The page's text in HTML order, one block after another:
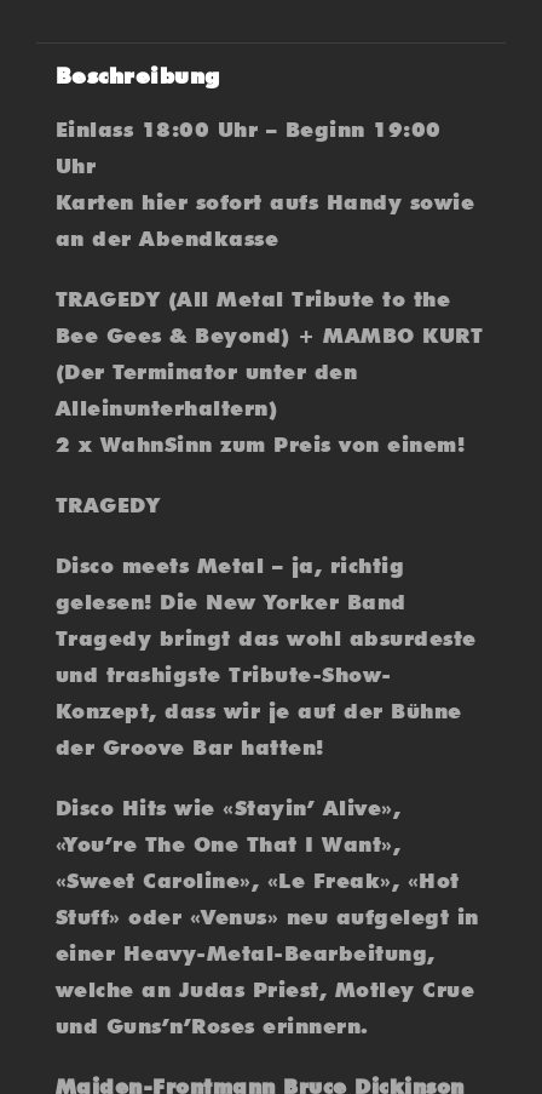
Beschreibung
Einlass 18:00 Uhr – Beginn 19:00
Uhr
Karten hier sofort aufs Handy sowie
an der Abendkasse
TRAGEDY (All Metal Tribute to the
Bee Gees & Beyond) + MAMBO KURT
(Der Terminator unter den
Alleinunterhaltern)
2 x WahnSinn zum Preis von einem!
TRAGEDY
Disco meets Metal – ja, richtig
gelesen! Die New Yorker Band
Tragedy bringt das wohl absurdeste
und trashigste Tribute-Show-
Konzept, dass wir je auf der Bühne
der Groove Bar hatten!
Disco Hits wie «Stayin’ Alive»,
«You’re The One That I Want»,
«Sweet Caroline», «Le Freak», «Hot
Stuff» oder «Venus» neu aufgelegt in
einer Heavy-Metal-Bearbeitung,
welche an Judas Priest, Motley Crue
und Guns’n’Roses erinnern.
Maiden-Frontmann Bruce Dickinson